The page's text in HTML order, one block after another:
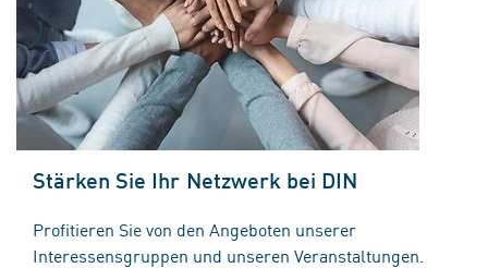
Stärken Sie Ihr Netzwerk bei DIN
Profitieren Sie von den Angeboten unserer
Interessensgruppen und unseren Veranstaltungen.